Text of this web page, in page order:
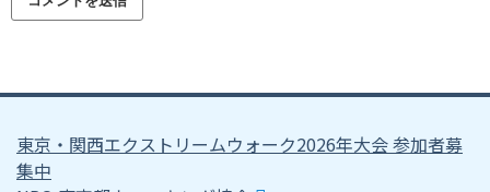
東京・関西エクストリームウォーク2026年大会 参加者募
集中